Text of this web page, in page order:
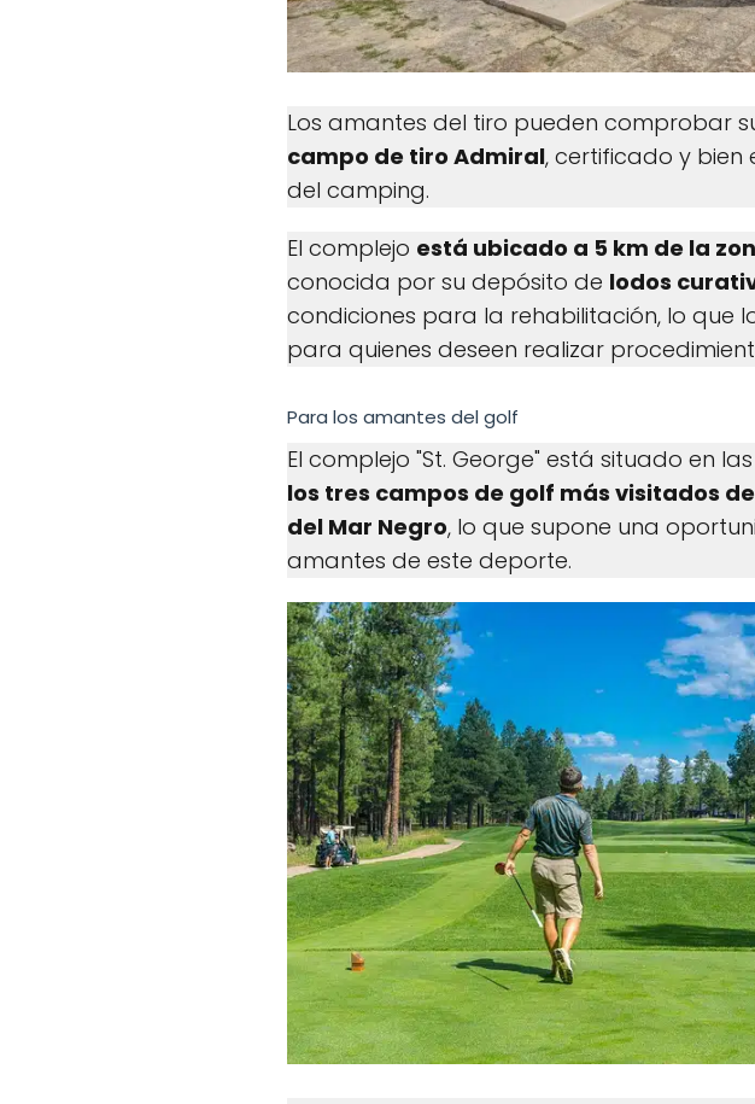
Los amantes del tiro pueden comprobar
campo de tiro Admiral, certificado y bien
del camping.
El complejo está ubicado a 5 km de la
conocida por su depósito de lodos
condiciones para la rehabilitación, lo que
para quienes deseen realizar
Para los amantes del golf
El complejo "St. George" está situado en
los tres campos de golf más visitados
del Mar Negro, lo que supone una
amantes de este deporte.